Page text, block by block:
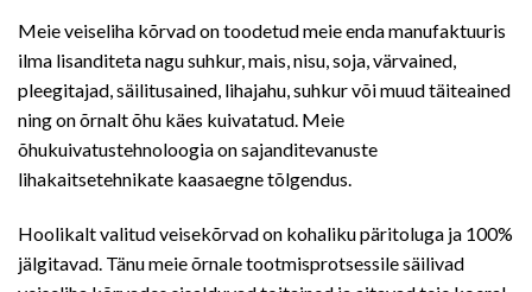
Meie veiseliha kõrvad on toodetud meie enda manufaktuuris
ilma lisanditeta nagu suhkur, mais, nisu, soja, värvained,
pleegitajad, säilitusained, lihajahu, suhkur või muud täiteained
ning on õrnalt õhu käes kuivatatud. Meie
õhukuivatustehnoloogia on sajanditevanuste
lihakaitsetehnikate kaasaegne tõlgendus.
Hoolikalt valitud veisekõrvad on kohaliku päritoluga ja 100%
jälgitavad. Tänu meie õrnale tootmisprotsessile säilivad